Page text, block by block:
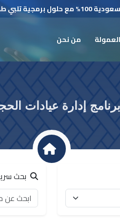
طموحات رؤيتنا 2030
من نحن
برنامج إدارة عيادات
بحث